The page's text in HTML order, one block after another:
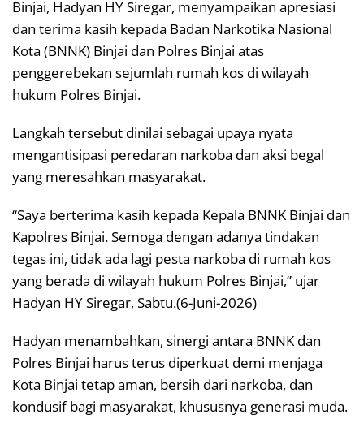
Binjai, Hadyan HY Siregar, menyampaikan apresiasi
dan terima kasih kepada Badan Narkotika Nasional
Kota (BNNK) Binjai dan Polres Binjai atas
penggerebekan sejumlah rumah kos di wilayah
hukum Polres Binjai.
Langkah tersebut dinilai sebagai upaya nyata
mengantisipasi peredaran narkoba dan aksi begal
yang meresahkan masyarakat.
“Saya berterima kasih kepada Kepala BNNK Binjai dan
Kapolres Binjai. Semoga dengan adanya tindakan
tegas ini, tidak ada lagi pesta narkoba di rumah kos
yang berada di wilayah hukum Polres Binjai,” ujar
Hadyan HY Siregar, Sabtu.(6-Juni-2026)
Hadyan menambahkan, sinergi antara BNNK dan
Polres Binjai harus terus diperkuat demi menjaga
Kota Binjai tetap aman, bersih dari narkoba, dan
kondusif bagi masyarakat, khususnya generasi muda.